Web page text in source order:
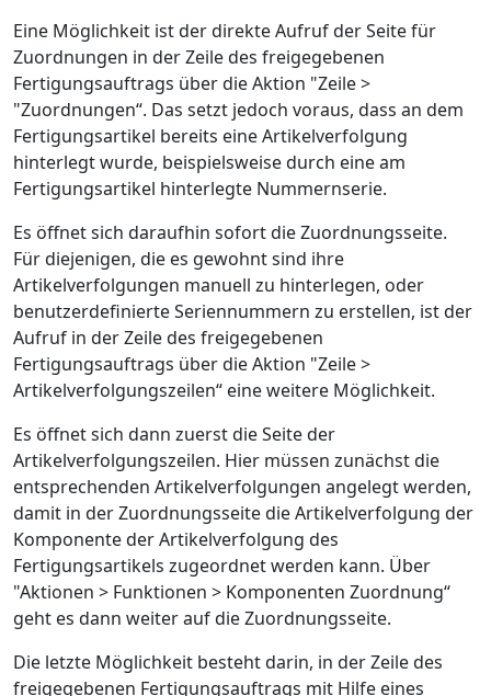
Eine Möglichkeit ist der direkte Aufruf der Seite für
Zuordnungen in der Zeile des freigegebenen
Fertigungsauftrags über die Aktion "Zeile >
"Zuordnungen“. Das setzt jedoch voraus, dass an dem
Fertigungsartikel bereits eine Artikelverfolgung
hinterlegt wurde, beispielsweise durch eine am
Fertigungsartikel hinterlegte Nummernserie.
Es öffnet sich daraufhin sofort die Zuordnungsseite.
Für diejenigen, die es gewohnt sind ihre
Artikelverfolgungen manuell zu hinterlegen, oder
benutzerdefinierte Seriennummern zu erstellen, ist der
Aufruf in der Zeile des freigegebenen
Fertigungsauftrags über die Aktion "Zeile >
Artikelverfolgungszeilen“ eine weitere Möglichkeit.
Es öffnet sich dann zuerst die Seite der
Artikelverfolgungszeilen. Hier müssen zunächst die
entsprechenden Artikelverfolgungen angelegt werden,
damit in der Zuordnungsseite die Artikelverfolgung der
Komponente der Artikelverfolgung des
Fertigungsartikels zugeordnet werden kann. Über
"Aktionen > Funktionen > Komponenten Zuordnung“
geht es dann weiter auf die Zuordnungsseite.
Die letzte Möglichkeit besteht darin, in der Zeile des
freigegebenen Fertigungsauftrags mit Hilfe eines